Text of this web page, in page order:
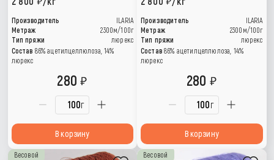
Производитель
ILARIA
Метраж
2300м/100г
Тип пряжи
люрекс
Состав 86% ацетилцеллюлоза, 14%
люрекс
г
280
В корзину
Производитель
ILARIA
Метраж
2300м/100г
Тип пряжи
люрекс
Состав 86% ацетилцеллюлоза, 14%
люрекс
г
280
В корзину
Весовой Весовой